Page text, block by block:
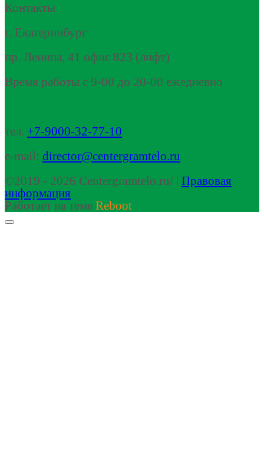
Контакты
г. Екатеринбург
пр. Ленина, 41 офис 823 (лифт)
Время работы с 9-00 до 20-00 ежедневно
тел. +7-9000-32-77-10
e-mail: director@centergramtelo.ru
©2019 - 2026 Centergramtelo.ru/ | Правовая
информация
Работает на теме Reboot